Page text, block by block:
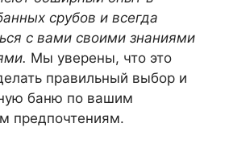
срубов и всегда
с вами своими знаниями
Мы уверены, что это
правильный выбор и
баню по вашим
предпочтениям.